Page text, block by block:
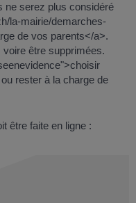
ne serez plus considéré
la-mairie/demarches-
de vos parents</a>.
être supprimées.
rester à la charge de
être faite en ligne :